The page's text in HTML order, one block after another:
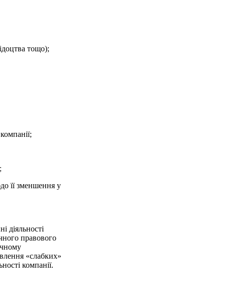
тощо);
її зменшення у
діяльності
правового
«слабких»
компанії.